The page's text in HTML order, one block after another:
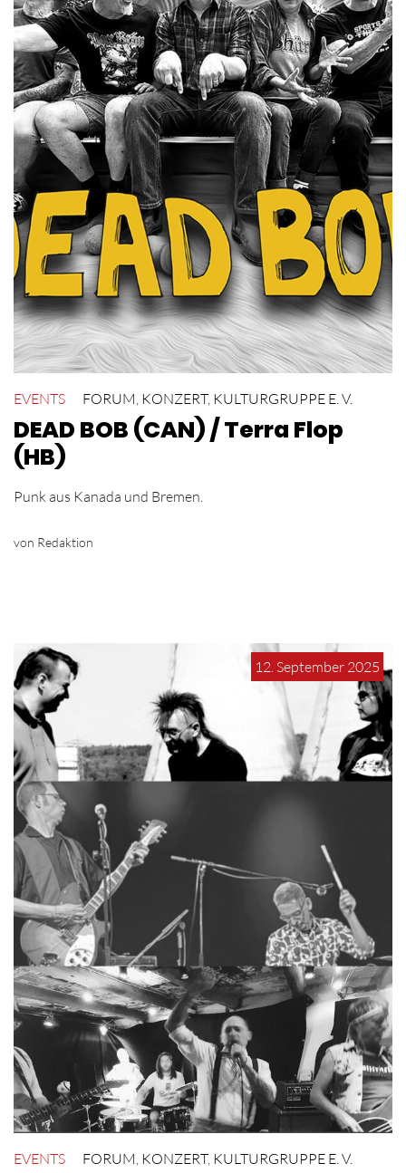
EVENTS FORUM KONZERT, KULTURGRUPPE E. V.
DEAD BOB (CAN) / Terra Flop
(HB)
Punk aus Kanada und Bremen.
von Redaktion
12. September 2025
EVENTS FORUM, KONZERT, KULTURGRUPPE E. V.